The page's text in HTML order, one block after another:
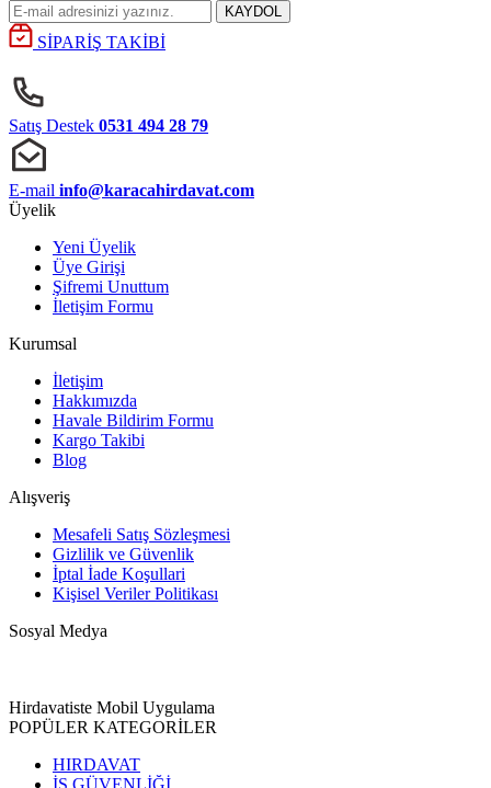
KAYDOL
SİPARİŞ TAKİBİ
Satış Destek 0531 494 28 79
E-mail info@karacahirdavat.com
Üyelik
Yeni Üyelik
Üye Girişi
Şifremi Unuttum
İletişim Formu
Kurumsal
İletişim
Hakkımızda
Havale Bildirim Formu
Kargo Takibi
Blog
Alışveriş
Mesafeli Satış Sözleşmesi
Gizlilik ve Güvenlik
İptal İade Koşullari
Kişisel Veriler Politikası
Sosyal Medya
Hirdavatiste Mobil Uygulama
POPÜLER KATEGORİLER
HIRDAVAT
İŞ GÜVENLİĞİ